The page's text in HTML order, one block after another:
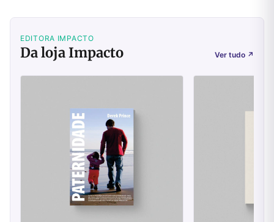
EDITORA IMPACTO
Da loja Impacto Ver tudo ↗